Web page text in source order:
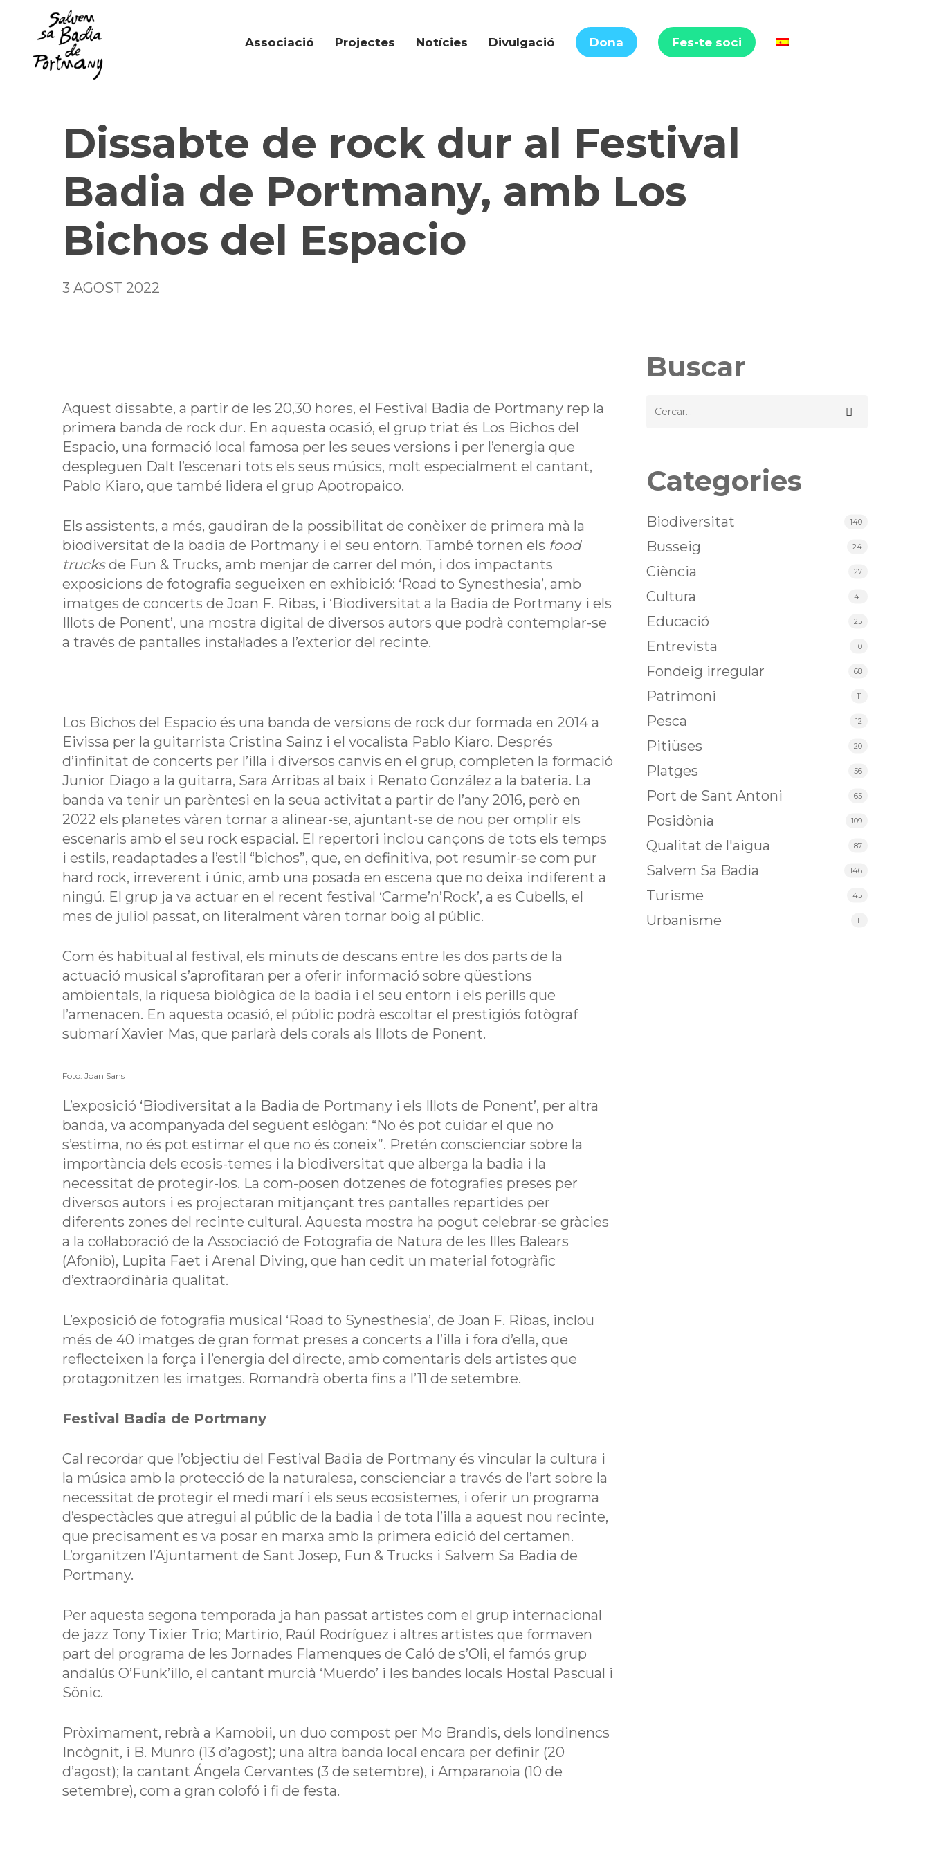
content
Associació Projectes Notícies Divulgació Dona Fes-te soci
Dissabte de rock dur al Festival
Badia de Portmany, amb Los
Bichos del Espacio
3 AGOST 2022
Aquest dissabte, a partir de les 20,30 hores, el Festival Badia de Portmany rep la
primera banda de rock dur. En aquesta ocasió, el grup triat és Los Bichos del
Espacio, una formació local famosa per les seues versions i per l’energia que
despleguen Dalt l’escenari tots els seus músics, molt especialment el cantant,
Pablo Kiaro, que també lidera el grup Apotropaico.
Els assistents, a més, gaudiran de la possibilitat de conèixer de primera mà la
biodiversitat de la badia de Portmany i el seu entorn. També tornen els food
trucksde Fun & Trucks, amb menjar de carrer del món, i dos impactants
exposicions de fotografia segueixen en exhibició: ‘Road to Synesthesia’, amb
imatges de concerts de Joan F. Ribas, i ‘Biodiversitat a la Badia de Portmany i els
Illots de Ponent’, una mostra digital de diversos autors que podrà contemplar-se
a través de pantalles instal·lades a l’exterior del recinte.
Los Bichos del Espacio és una banda de versions de rock dur formada en 2014 a
Eivissa per la guitarrista Cristina Sainz i el vocalista Pablo Kiaro. Després
d’infinitat de concerts per l’illa i diversos canvis en el grup, completen la formació
Junior Diago a la guitarra, Sara Arribas al baix i Renato González a la bateria. La
banda va tenir un parèntesi en la seua activitat a partir de l’any 2016, però en
2022 els planetes vàren tornar a alinear-se, ajuntant-se de nou per omplir els
escenaris amb el seu rock espacial. El repertori inclou cançons de tots els temps
i estils, readaptades a l’estil “bichos”, que, en definitiva, pot resumir-se com pur
hard rock, irreverent i únic, amb una posada en escena que no deixa indiferent a
ningú. El grup ja va actuar en el recent festival ‘Carme’n’Rock’, a es Cubells, el
mes de juliol passat, on literalment vàren tornar boig al públic.
Com és habitual al festival, els minuts de descans entre les dos parts de la
actuació musical s’aprofitaran per a oferir informació sobre qüestions
ambientals, la riquesa biològica de la badia i el seu entorn i els perills que
l’amenacen. En aquesta ocasió, el públic podrà escoltar el prestigiós fotògraf
submarí Xavier Mas, que parlarà dels corals als Illots de Ponent.
Foto: Joan Sans
L’exposició ‘Biodiversitat a la Badia de Portmany i els Illots de Ponent’, per altra
banda, va acompanyada del següent eslògan: “No és pot cuidar el que no
s’estima, no és pot estimar el que no és coneix”. Pretén conscienciar sobre la
importància dels ecosis-temes i la biodiversitat que alberga la badia i la
necessitat de protegir-los. La com-posen dotzenes de fotografies preses per
diversos autors i es projectaran mitjançant tres pantalles repartides per
diferents zones del recinte cultural. Aquesta mostra ha pogut celebrar-se gràcies
a la col·laboració de la Associació de Fotografia de Natura de les Illes Balears
(Afonib), Lupita Faet i Arenal Diving, que han cedit un material fotogràfic
d’extraordinària qualitat.
L’exposició de fotografia musical ‘Road to Synesthesia’, de Joan F. Ribas, inclou
més de 40 imatges de gran format preses a concerts a l’illa i fora d’ella, que
reflecteixen la força i l’energia del directe, amb comentaris dels artistes que
protagonitzen les imatges. Romandrà oberta fins a l’11 de setembre.
Festival Badia de Portmany
Cal recordar que l’objectiu del Festival Badia de Portmany és vincular la cultura i
la música amb la protecció de la naturalesa, conscienciar a través de l’art sobre la
necessitat de protegir el medi marí i els seus ecosistemes, i oferir un programa
d’espectàcles que atregui al públic de la badia i de tota l’illa a aquest nou recinte,
que precisament es va posar en marxa amb la primera edició del certamen.
L’organitzen l’Ajuntament de Sant Josep, Fun & Trucks i Salvem Sa Badia de
Portmany.
Per aquesta segona temporada ja han passat artistes com el grup internacional
de jazz Tony Tixier Trio; Martirio, Raúl Rodríguez i altres artistes que formaven
part del programa de les Jornades Flamenques de Caló de s’Oli, el famós grup
andalús O’Funk’illo, el cantant murcià ‘Muerdo’ i les bandes locals Hostal Pascual i
Sönic.
Pròximament, rebrà a Kamobii, un duo compost per Mo Brandis, dels londinencs
Incògnit, i B. Munro (13 d’agost); una altra banda local encara per definir (20
d’agost); la cantant Ángela Cervantes (3 de setembre), i Amparanoia (10 de
setembre), com a gran colofó i fi de festa.
Buscar
Categories
Biodiversitat 140
Busseig 24
Ciència 27
Cultura 41
Educació 25
Entrevista 10
Fondeig irregular 68
Patrimoni 11
Pesca 12
Pitiüses 20
Platges 56
Port de Sant Antoni 65
Posidònia 109
Qualitat de l'aigua 87
Salvem Sa Badia 146
Turisme 45
Urbanisme 11